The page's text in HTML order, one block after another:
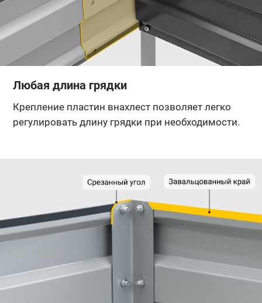
Любая длина грядки
Крепление пластин внахлест позволяет легко
регулировать длину грядки при необходимости.